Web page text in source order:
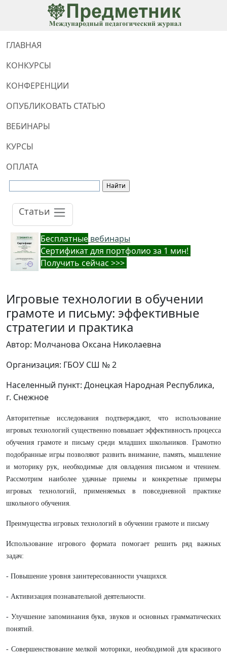
ГЛАВНАЯ
КОНКУРСЫ
КОНФЕРЕНЦИИ
ОПУБЛИКОВАТЬ СТАТЬЮ
ВЕБИНАРЫ
КУРСЫ
ОПЛАТА
Статьи
Бесплатные вебинары
Cертификат для портфолио за 1 мин!
Получить сейчас >>>
Игровые технологии в обучении
грамоте и письму: эффективные
стратегии и практика
Автор: Молчанова Оксана Николаевна
Организация: ГБОУ СШ № 2
Населенный пункт: Донецкая Народная Республика,
г. Снежное
Авторитетные исследования подтверждают, что использование
игровых технологий существенно повышает эффективность процесса
обучения грамоте и письму среди младших школьников. Грамотно
подобранные игры позволяют развить внимание, память, мышление
и моторику рук, необходимые для овладения письмом и чтением.
Рассмотрим наиболее удачные приемы и конкретные примеры
игровых технологий, применяемых в повседневной практике
школьного обучения.
Преимущества игровых технологий в обучении грамоте и письму
Использование игрового формата помогает решить ряд важных
задач:
- Повышение уровня заинтересованности учащихся.
- Активизация познавательной деятельности.
- Улучшение запоминания букв, звуков и основных грамматических
понятий.
- Совершенствование мелкой моторики, необходимой для красивого